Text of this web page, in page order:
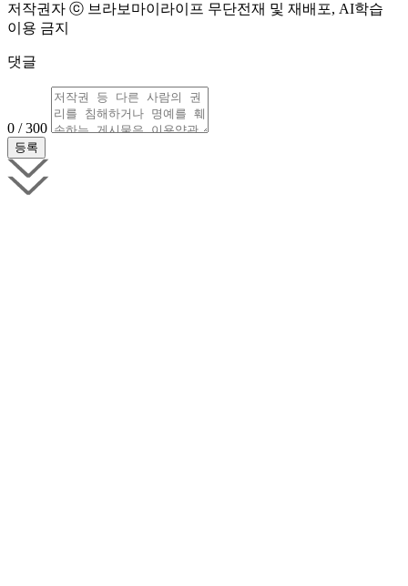
저작권자 ⓒ 브라보마이라이프 무단전재 및 재배포, AI학습
이용 금지
댓글
0 / 300